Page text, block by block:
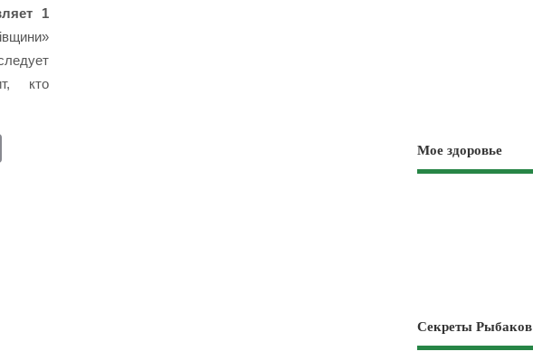
1
кто
Мое здоровье
Секреты Рыбаков